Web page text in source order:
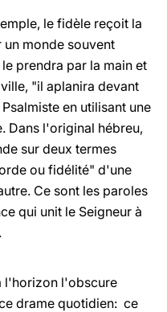
le fidèle reçoit la
monde souvent
prendra par la main et
"il aplanira devant
en utilisant une
Dans l'original hébreu,
sur deux termes
ou fidélité" d'une
Ce sont les paroles
qui unit le Seigneur à
l'horizon l'obscure
drame quotidien: ce